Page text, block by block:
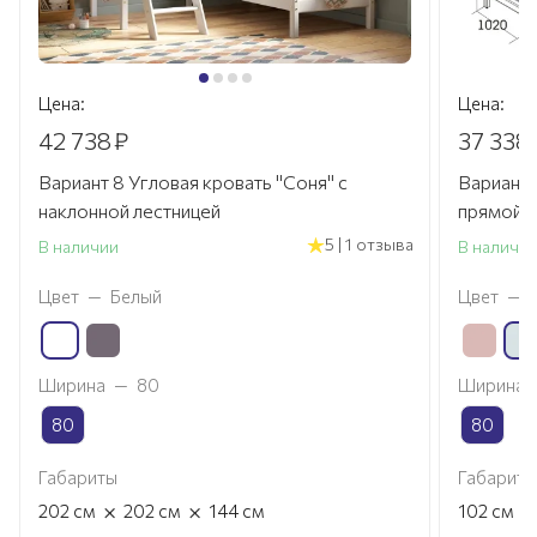
Цена:
42 738₽
Вариант 8 Угловая кровать "Соня" с
наклонной лестницей
В наличии 5 | 1 отзыва
Цвет — Белый
Ширина — 80
80
Габариты
202 см × 202 см × 144 см
Цена:
37 338
Вариант
прямой
В наличии
Цвет —
Ширина
80
Габариты
102 см